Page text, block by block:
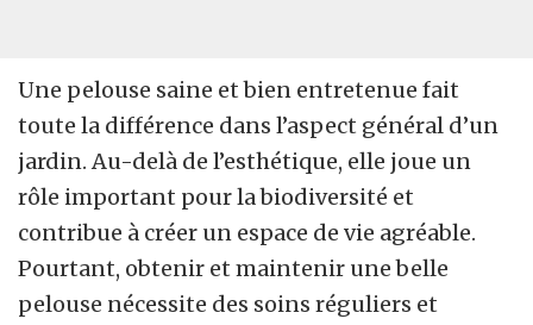
Une pelouse saine et bien entretenue fait
toute la différence dans l’aspect général d’un
jardin. Au-delà de l’esthétique, elle joue un
rôle important pour la biodiversité et
contribue à créer un espace de vie agréable.
Pourtant, obtenir et maintenir une belle
pelouse nécessite des soins réguliers et